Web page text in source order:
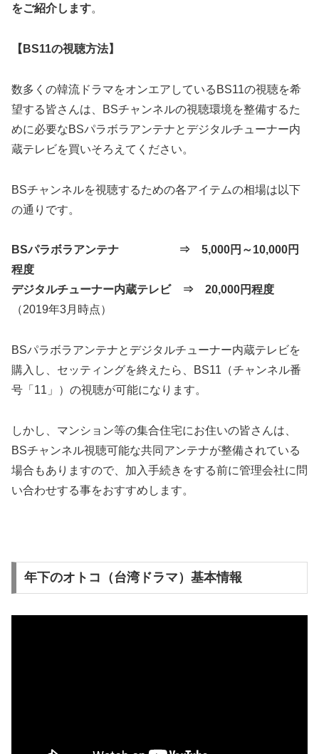
をご紹介します。
【BS11の視聴方法】
数多くの韓流ドラマをオンエアしているBS11の視聴を希
望する皆さんは、BSチャンネルの視聴環境を整備するた
めに必要なBSパラボラアンテナとデジタルチューナー内
蔵テレビを買いそろえてください。
BSチャンネルを視聴するための各アイテムの相場は以下
の通りです。
BSパラボラアンテナ ⇒ 5,000円～10,000円
程度
デジタルチューナー内蔵テレビ ⇒ 20,000円程度
（2019年3月時点）
BSパラボラアンテナとデジタルチューナー内蔵テレビを
購入し、セッティングを終えたら、BS11（チャンネル番
号「11」）の視聴が可能になります。
しかし、マンション等の集合住宅にお住いの皆さんは、
BSチャンネル視聴可能な共同アンテナが整備されている
場合もありますので、加入手続きをする前に管理会社に問
い合わせする事をおすすめします。
年下のオトコ（台湾ドラマ）基本情報